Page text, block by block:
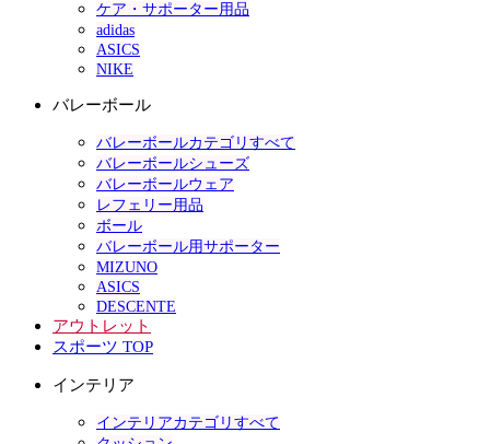
ケア・サポーター用品
adidas
ASICS
NIKE
バレーボール
バレーボールカテゴリすべて
バレーボールシューズ
バレーボールウェア
レフェリー用品
ボール
バレーボール用サポーター
MIZUNO
ASICS
DESCENTE
アウトレット
スポーツ TOP
インテリア
インテリアカテゴリすべて